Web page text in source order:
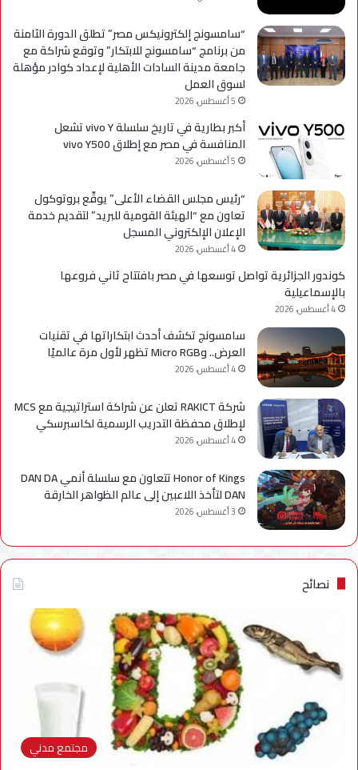
“سامسونج إلكترونيكس مصر” تطلق الدورة الثامنة
من برنامج “سامسونج للابتكار” وتوقع شراكة مع
جامعة مدينة السادات الأهلية لإعداد كوادر مؤهلة
لسوق العمل
5 أغسطس، 2026
أكبر بطارية في تاريخ سلسلة vivo Y تشعل
المنافسة في مصر مع إطلاق vivo Y500
5 أغسطس، 2026
“رئيس مجلس القضاء الأعلى” يوقّع بروتوكول
تعاون مع “الهيئة القومية للبريد” لتقديم خدمة
الإعلان الإلكتروني المسجل
4 أغسطس، 2026
كوندور الجزائرية تواصل توسعها في مصر بافتتاح ثاني فروعها
بالإسماعيلية
4 أغسطس، 2026
سامسونج تكشف أحدث ابتكاراتها في تقنيات
العرض.. وMicro RGB تظهر لأول مرة عالميًا
4 أغسطس، 2026
شركة RAKICT تعلن عن شراكة استراتيجية مع MCS
لإطلاق محفظة التدريب الرسمية لكاسبرسكي
4 أغسطس، 2026
Honor of Kings تتعاون مع سلسلة أنمي DAN DA
DAN لتأخذ اللاعبين إلى عالم الظواهر الخارقة
3 أغسطس، 2026
نصائح
مجتمع مدني